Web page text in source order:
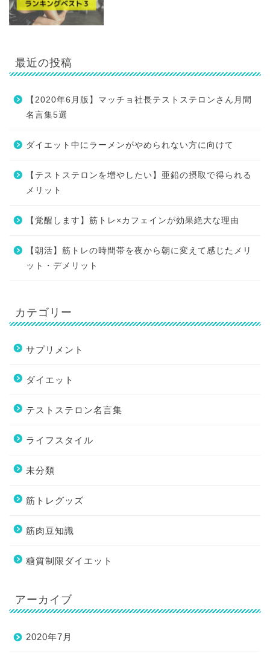
最近の投稿
【2020年6月版】マッチョ社長テストステロンさん月間
名言集5選
ダイエット中にラーメンがやめられない方に向けて
【テストステロンを増やしたい】亜鉛の摂取で得られる
メリット
【覚醒します】筋トレ×カフェインが効果絶大な理由
【朝活】筋トレの時間帯を夜から朝に変えて感じたメリ
ット・デメリット
カテゴリー
サプリメント
ダイエット
テストステロン名言集
ライフスタイル
未分類
筋トレグッズ
筋肉豆知識
糖質制限ダイエット
アーカイブ
2020年7月